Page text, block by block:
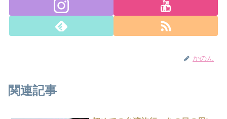
かのん
関連記事